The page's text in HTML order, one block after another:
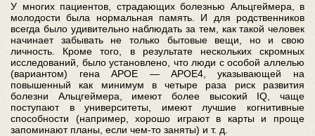
У многих пациентов, страдающих болезнью Альцгеймера, в
молодости была нормальная память. И для родственников
всегда было удивительно наблюдать за тем, как такой человек
начинает забывать не только бытовые вещи, но и свою
личность. Кроме того, в результате нескольких скромных
исследований, было установлено, что люди c особой аллелью
(вариантом) гена APOE — APOE4, указывающей на
повышенный как минимум в четыре раза риск развития
болезни Альцгеймера, имеют более высокий IQ, чаще
поступают в университеты, имеют лучшие когнитивные
способности (например, хорошо играют в карты и проще
запоминают планы, если чем-то заняты) и т. д.